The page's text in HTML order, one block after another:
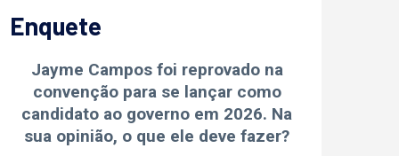
Enquete
Jayme Campos foi reprovado na
convenção para se lançar como
candidato ao governo em 2026. Na
sua opinião, o que ele deve fazer?